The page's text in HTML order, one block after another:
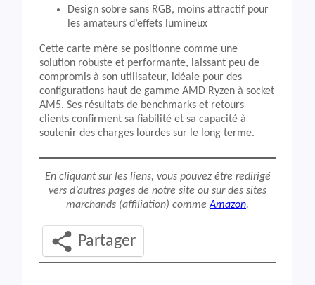
Design sobre sans RGB, moins attractif pour
les amateurs d’effets lumineux
Cette carte mère se positionne comme une
solution robuste et performante, laissant peu de
compromis à son utilisateur, idéale pour des
configurations haut de gamme AMD Ryzen à socket
AM5. Ses résultats de benchmarks et retours
clients confirment sa fiabilité et sa capacité à
soutenir des charges lourdes sur le long terme.
En cliquant sur les liens, vous pouvez être redirigé
vers d’autres pages de notre site ou sur des sites
marchands (affiliation) commeAmazon.
Partager